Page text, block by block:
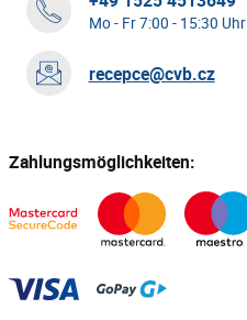
Mo - Fr 7:00 - 15:30 Uhr
recepce@cvb.cz
Zahlungsmöglichkeiten: